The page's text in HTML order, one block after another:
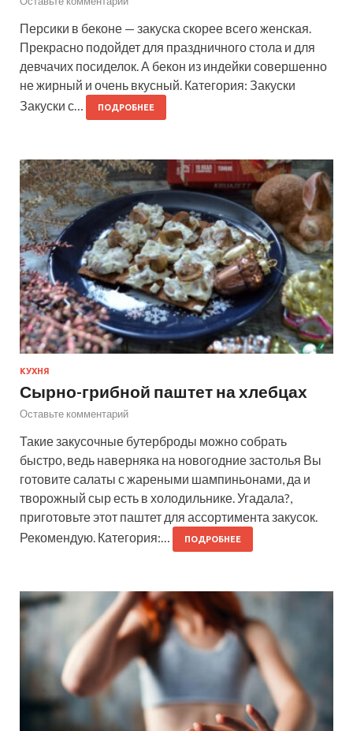
Персики в беконе — закуска скорее всего женская.
Прекрасно подойдет для праздничного стола и для
девчачих посиделок. А бекон из индейки совершенно
не жирный и очень вкусный. Категория: Закуски
Закуски с…
ПОДРОБНЕЕ
КУХНЯ
Сырно-грибной паштет на хлебцах
Оставьте комментарий
Такие закусочные бутерброды можно собрать
быстро, ведь наверняка на новогодние застолья Вы
готовите салаты с жареными шампиньонами, да и
творожный сыр есть в холодильнике. Угадала?,
приготовьте этот паштет для ассортимента закусок.
Рекомендую. Категория:…
ПОДРОБНЕЕ